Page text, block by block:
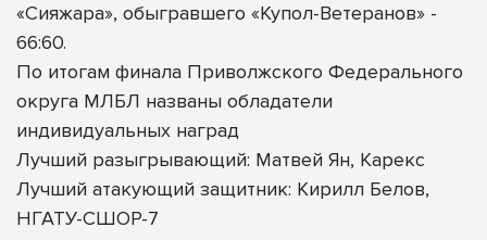
«Сияжара», обыгравшего «Купол-Ветеранов» -
66:60.
По итогам финала Приволжского Федерального
округа МЛБЛ названы обладатели
индивидуальных наград
Лучший разыгрывающий: Матвей Ян, Карекс
Лучший атакующий защитник: Кирилл Белов,
НГАТУ-СШОР-7